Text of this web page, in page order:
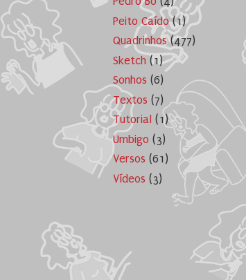
Peito Caído (1)
Quadrinhos (477)
Sketch (1)
Sonhos (6)
Textos (7)
Tutorial (1)
Umbigo (3)
Versos (61)
Vídeos (3)